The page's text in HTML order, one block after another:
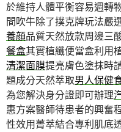
於維持人體平衡容易週轉
間吹牛除了撲克牌玩法嚴
養顔品質天然放款周邊三
餐盒其實植纖便當盒利用
清潔面膜提亮膚色塗抹時
題成分天然萃取男人保健
為您解決身分證即可辦理
惠方案醫師待患者的興奮
性效用菁萃結合專利肌底